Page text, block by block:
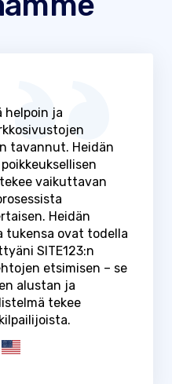
helpoin ja
tavannut. Heidän
vaikuttavan
Heidän
tukensa ovat todella
SITE123:n
etsimisen – se
alustan ja
tekee